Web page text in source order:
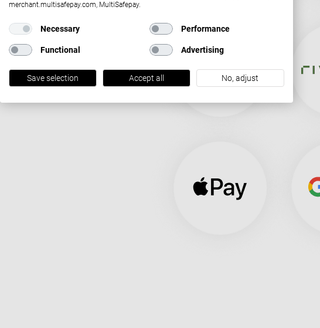
merchant.multisafepay.com, MultiSafepay.
Necessary Performance
Functional Advertising
Save selection Accept all No, adjust